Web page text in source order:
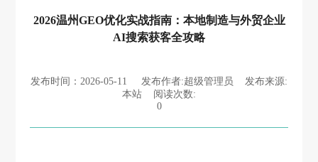
2026温州GEO优化实战指南：本地制造与外贸企业
AI搜索获客全攻略
发布时间：2026-05-11 发布作者:超级管理员 发布来源:
本站 阅读次数:
0